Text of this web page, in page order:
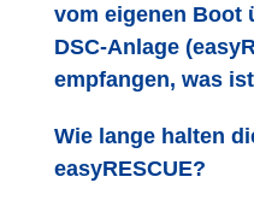
vom eigenen Boot
DSC-Anlage
empfangen, was
Wie lange halten
easyRESCUE?